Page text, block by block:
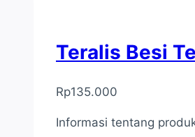
Teralis Besi
Rp135.000
Informasi tentang